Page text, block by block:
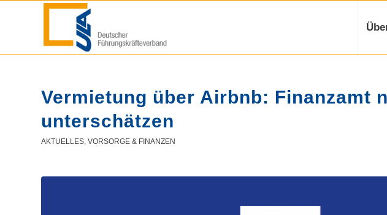
Vermietung über Airbnb: Finanzamt
unterschätzen
AKTUELLES, VORSORGE & FINANZEN